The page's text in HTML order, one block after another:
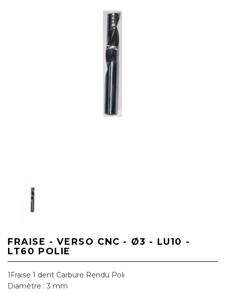
FRAISE - VERSO CNC - Ø3 - LU10 -
LT60 POLIE
1Fraise 1 dent Carbure Rendu Poli
Diamètre : 3 mm